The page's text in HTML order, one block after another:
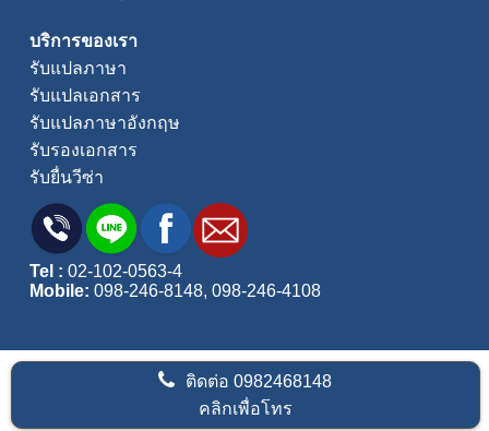
บริการของเรา
รับแปลภาษา
รับแปลเอกสาร
รับแปลภาษาอังกฤษ
รับรองเอกสาร
รับยื่นวีซ่า
Tel : 02-102-0563-4
Mobile: 098-246-8148, 098-246-4108
ติดต่อ0982468148
คลิกเพื่อโทร